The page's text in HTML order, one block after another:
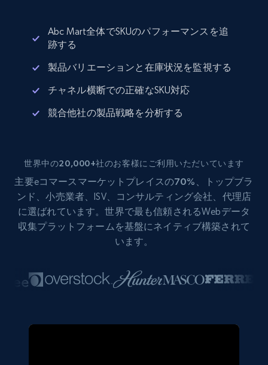
Abc Mart全体でSKUのパフォーマンスを追
跡する
製品バリエーションと在庫状況を監視する
チャネル横断での正確なSKU対応
競合他社の製品戦略を分析する
世界中の20,000+社のお客様にご利用いただいています
主要eコマース マーケットプレイスの70% 、トップブラ
ンド、小売業者、ISV、コンサルティング会社、代理店
に選ばれています。世界で最も信頼されるWebデータ
収集プラットフォームを基盤にネイティブ構築されて
います。